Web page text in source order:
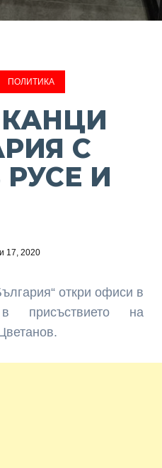
ПОЛИТИКА
С
И
17, 2020
откри офиси в
на